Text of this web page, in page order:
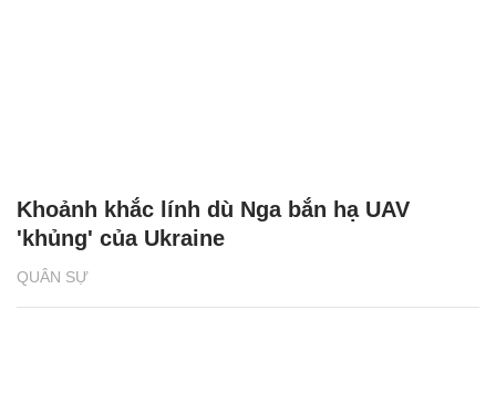
QUÂN SỰ
Khoảnh khắc lính dù Nga bắn hạ UAV
'khủng' của Ukraine